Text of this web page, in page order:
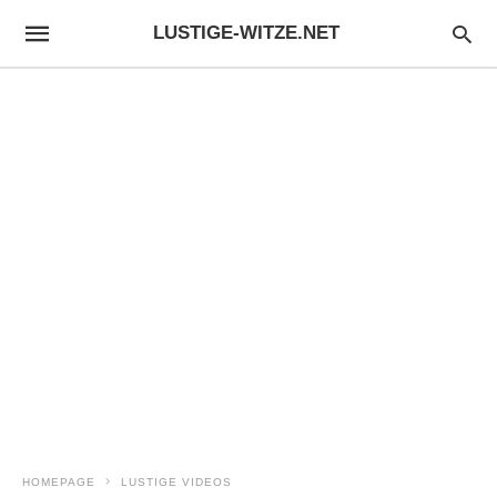
LUSTIGE-WITZE.NET
HOMEPAGE LUSTIGE VIDEOS